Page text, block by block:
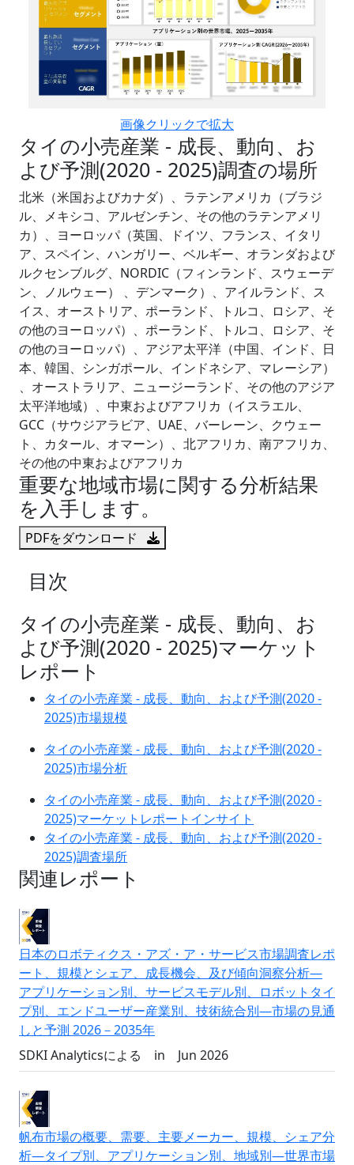
画像クリックで拡大
タイの小売産業 - 成長、動向、お
よび予測(2020 - 2025)調査の場所
北米（米国およびカナダ）、ラテンアメリカ（ブラジ
ル、メキシコ、アルゼンチン、その他のラテンアメリ
カ）、ヨーロッパ（英国、ドイツ、フランス、イタリ
ア、スペイン、ハンガリー、ベルギー、オランダおよび
ルクセンブルグ、NORDIC（フィンランド、スウェーデ
ン、ノルウェー） 、デンマーク）、アイルランド、ス
イス、オーストリア、ポーランド、トルコ、ロシア、そ
の他のヨーロッパ）、ポーランド、トルコ、ロシア、そ
の他のヨーロッパ）、アジア太平洋（中国、インド、日
本、韓国、シンガポール、インドネシア、マレーシア）
、オーストラリア、ニュージーランド、その他のアジア
太平洋地域）、中東およびアフリカ（イスラエル、
GCC（サウジアラビア、UAE、バーレーン、クウェー
ト、カタール、オマーン）、北アフリカ、南アフリカ、
その他の中東およびアフリカ
重要な地域市場に関する分析結果
を入手します。
PDFをダウンロード
目次
タイの小売産業 - 成長、動向、お
よび予測(2020 - 2025)マーケット
レポート
タイの小売産業 - 成長、動向、および予測(2020 -
2025)市場規模
タイの小売産業 - 成長、動向、および予測(2020 -
2025)市場分析
タイの小売産業 - 成長、動向、および予測(2020 -
2025)マーケットレポートインサイト
タイの小売産業 - 成長、動向、および予測(2020 -
2025)調査場所
関連レポート
日本のロボティクス・アズ・ア・サービス市場調査レポ
ート、規模とシェア、成長機会、及び傾向洞察分析―
アプリケーション別、サービスモデル別、ロボットタイ
プ別、エンドユーザー産業別、技術統合別―市場の見通
しと予測 2026－2035年
SDKI Analyticsによる
in Jun 2026
帆布市場の概要、需要、主要メーカー、規模、シェア分
析―タイプ別、アプリケーション別、地域別―世界市場